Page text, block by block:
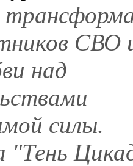
СВО
над
силы.
"Тень